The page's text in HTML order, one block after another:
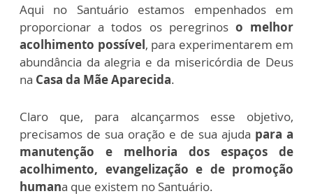
Aqui no Santuário estamos empenhados em
proporcionar a todos os peregrinos o melhor
acolhimento possível, para experimentarem em
abundância da alegria e da misericórdia de Deus
na Casa da Mãe Aparecida.
Claro que, para alcançarmos esse objetivo,
precisamos de sua oração e de sua ajuda para a
manutenção e melhoria dos espaços de
acolhimento, evangelização e de promoção
humana que existem no Santuário.